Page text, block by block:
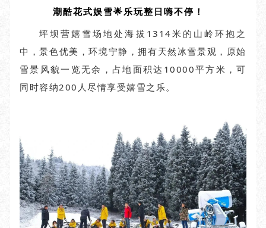
潮酷花式娱雪🌟乐玩整日嗨不停！
坪坝营嬉雪场地处海拔1314米的山岭环抱之
中，景色优美，环境宁静，拥有天然冰雪景观，原始
雪景风貌一览无余，占地面积达10000平方米，可
同时容纳200人尽情享受嬉雪之乐。